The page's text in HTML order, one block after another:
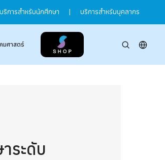
บริการสำหรับนักศึกษา | บริการสำหรับบุคลากร
มศาสตร์
ระดับ